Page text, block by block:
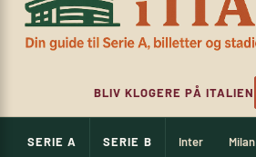
BLIV KLOGERE PÅ ITALIEN
SERIE A SERIE B Inter Milan